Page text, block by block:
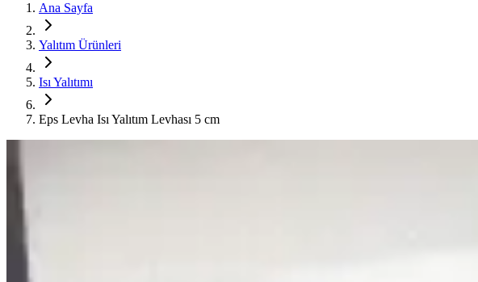
Ana Sayfa
Yalıtım Ürünleri
Isı Yalıtımı
Eps Levha Isı Yalıtım Levhası 5 cm